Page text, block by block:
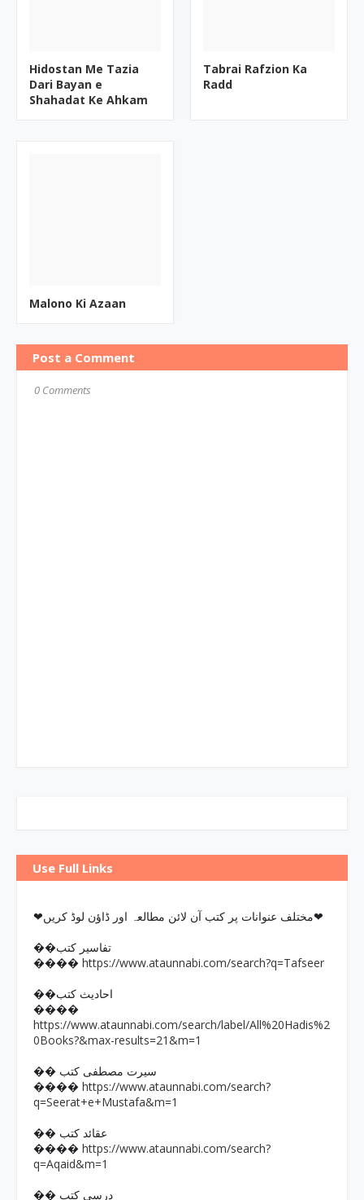
Hidostan Me Tazia
Dari Bayan e
Shahadat Ke Ahkam
Tabrai Rafzion Ka
Radd
Malono Ki Azaan
Post a Comment
0 Comments
Use Full Links
❤مختلف عنوانات پر کتب آن لائن مطالعہ اور ڈاؤن لوڈ کریں❤
��تفاسیر کتب
���� https://www.ataunnabi.com/search?q=Tafseer
��احادیث کتب
����
https://www.ataunnabi.com/search/label/All%20Hadis%2
0Books?&max-results=21&m=1
�� سیرت مصطفی کتب
���� https://www.ataunnabi.com/search?
q=Seerat+e+Mustafa&m=1
�� عقائد کتب
���� https://www.ataunnabi.com/search?
q=Aqaid&m=1
�� درسی کتب